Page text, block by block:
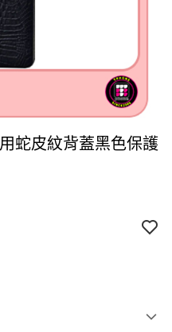
蛇皮紋背蓋黑色保護